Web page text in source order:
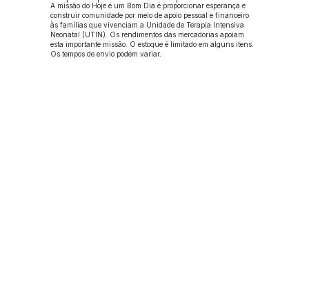
A missão do Hoje é um Bom Dia é proporcionar esperança e
construir comunidade por meio de apoio pessoal e financeiro
às famílias que vivenciam a Unidade de Terapia Intensiva
Neonatal (UTIN). Os rendimentos das mercadorias apoiam
esta importante missão. O estoque é limitado em alguns itens.
Os tempos de envio podem variar.